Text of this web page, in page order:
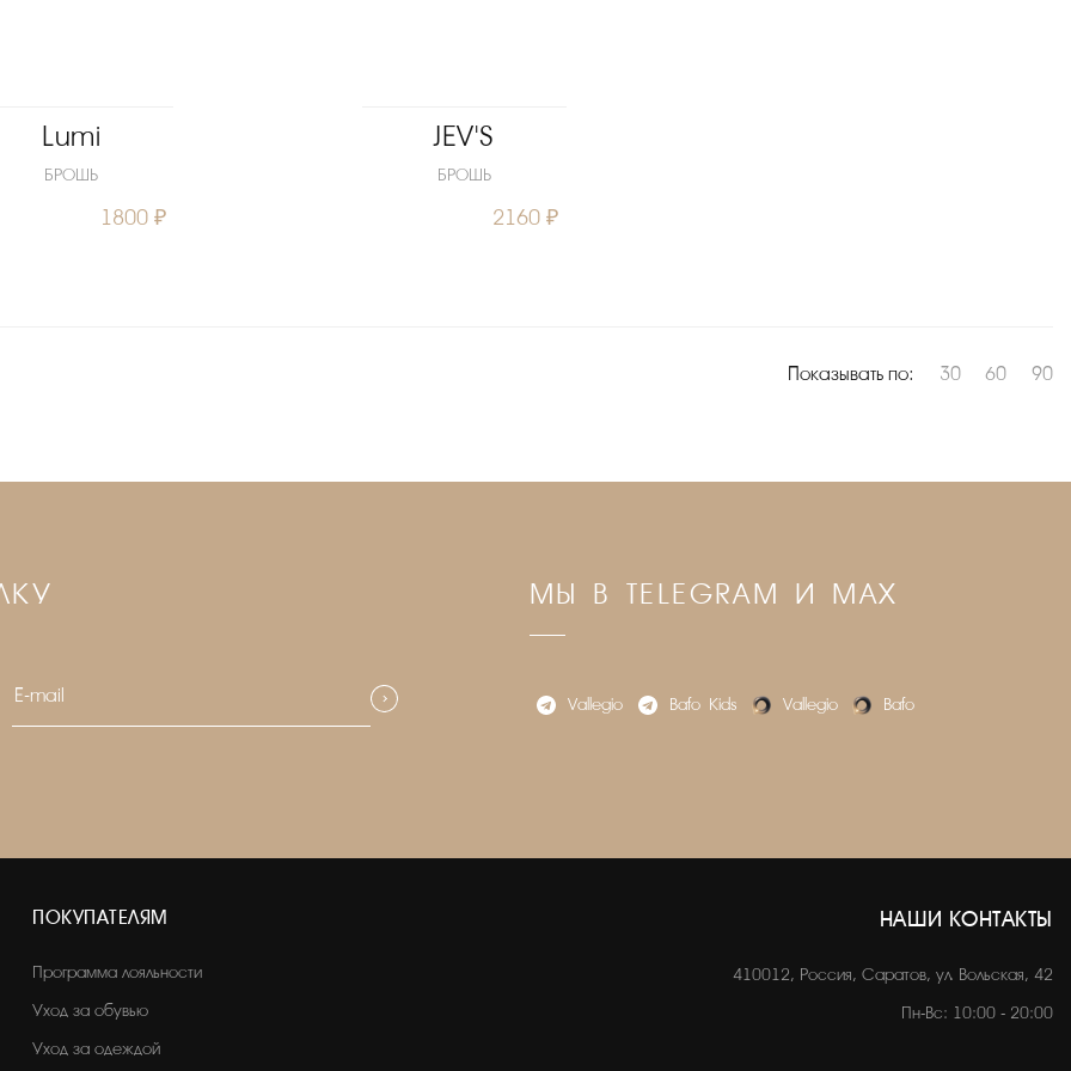
Lumi
БРОШЬ
1800 ₽
JEV'S
БРОШЬ
2160 ₽
Показывать по: 30 60 90
МЫ В TELEGRAM И MAX
Vallegio Bafo_Kids Vallegio Bafo
ПОКУПАТЕЛЯМ
Программа лояльности
Уход за обувью
Уход за одеждой
НАШИ КОНТАКТЫ
410012, Россия, Саратов, ул. Вольская, 42
Пн-Вс: 10:00 - 20:00